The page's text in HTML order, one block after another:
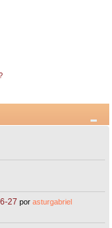
27 porasturgabriel